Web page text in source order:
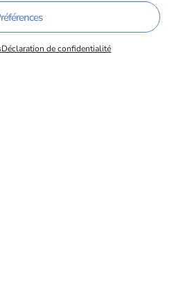
Déclaration de confidentialité